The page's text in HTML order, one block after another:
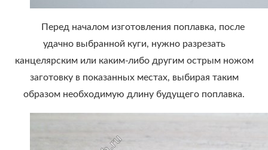
Перед началом изготовления поплавка, после
удачно выбранной куги, нужно разрезать
канцелярским или каким-либо другим острым ножом
заготовку в показанных местах, выбирая таким
образом необходимую длину будущего поплавка.